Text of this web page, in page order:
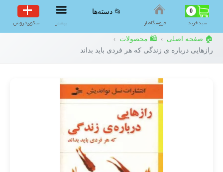
0
سبد‌خرید فروشگاه‌ناز
📂 دسته‌ها
بیشتر سکوی‌فروش
🏠 صفحه اصلی › 🛍️ محصولات ›
رازهایی درباره ی زندگی که هر فردی باید بداند